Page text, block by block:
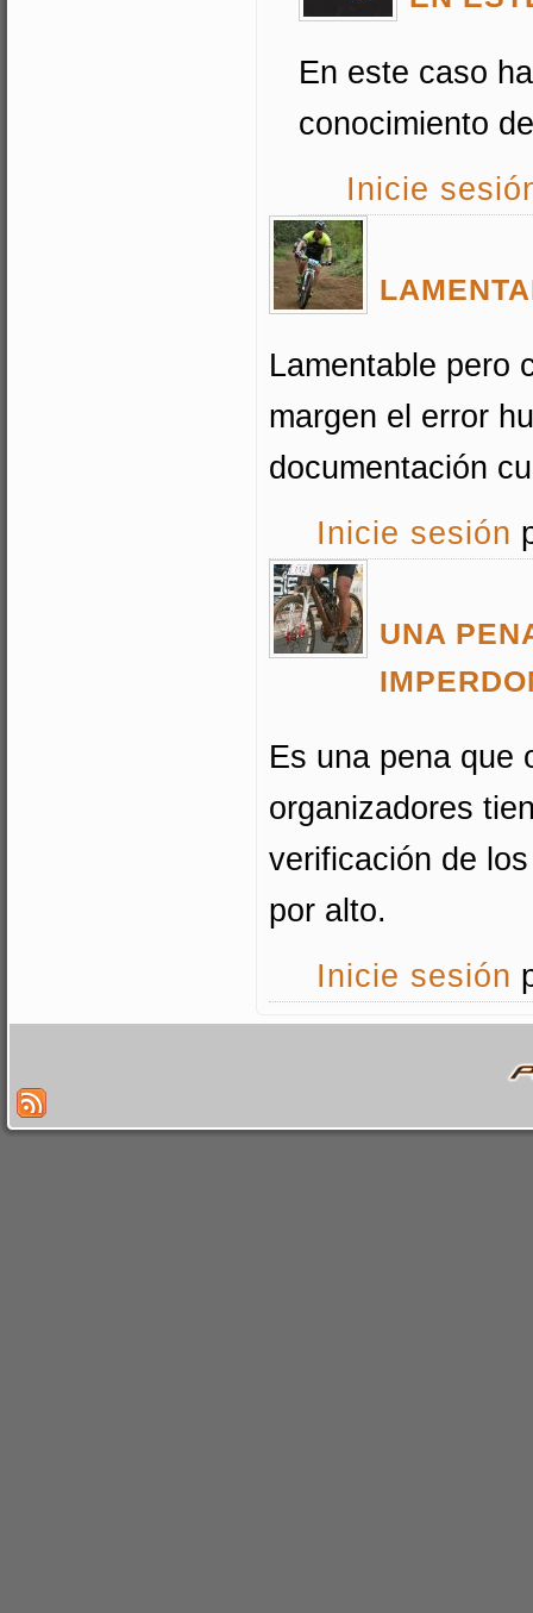
En este caso
conocimiento
Inicie
Lamentable pero
margen el error
documentación
Inicie sesión
UNA
Es una pena que
organizadores
verificación de
por alto.
Inicie sesión